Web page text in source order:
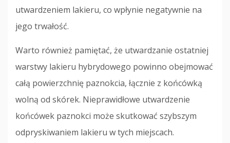
utwardzeniem lakieru, co wpłynie negatywnie na
jego trwałość.
Warto również pamiętać, że utwardzanie ostatniej
warstwy lakieru hybrydowego powinno obejmować
całą powierzchnię paznokcia, łącznie z końcówką
wolną od skórek. Nieprawidłowe utwardzenie
końcówek paznokci może skutkować szybszym
odpryskiwaniem lakieru w tych miejscach.